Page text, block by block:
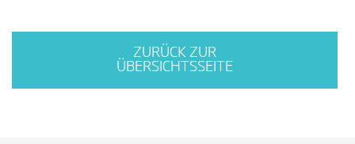
ZURÜCK ZUR
ÜBERSICHTSSEITE